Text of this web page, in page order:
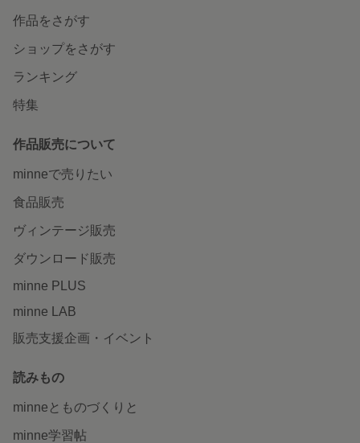
作品をさがす
ショップをさがす
ランキング
特集
作品販売について
minneで売りたい
食品販売
ヴィンテージ販売
ダウンロード販売
minne PLUS
minne LAB
販売支援企画・イベント
読みもの
minneとものづくりと
minne学習帖